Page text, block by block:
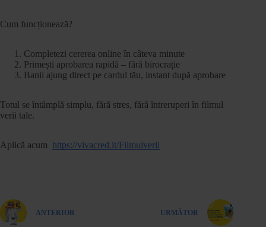
Cum funcționează?
Completezi cererea online în câteva minute
Primești aprobarea rapidă – fără birocrație
Banii ajung direct pe cardul tău, instant după aprobare
Totul se întâmplă simplu, fără stres, fără întreruperi în filmul
verii tale.
Aplică acum https://vivacred.it/Filmulverii
ANTERIOR URMĂTOR